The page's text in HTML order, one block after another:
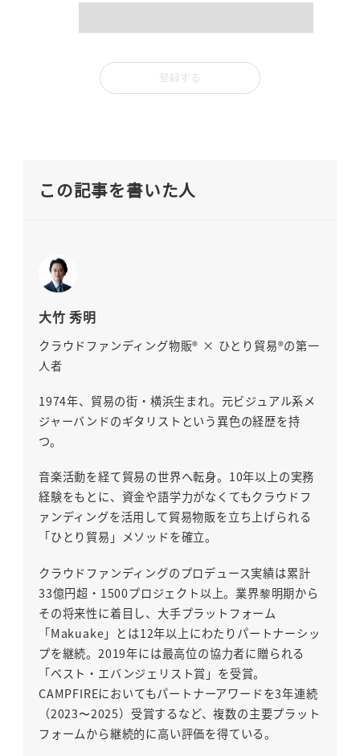
この記事を書いた人
大竹 秀明
クラウドファンディング物販® × ひとり貿易®の第一
人者
1974年、貿易の街・横浜生まれ。元ビジュアル系メ
ジャーバンドのギタリストという異色の経歴を持
つ。
音楽活動を経て貿易の世界へ転身。10年以上の実務
経験をもとに、資金や語学力がなくてもクラウドフ
ァンディングを活用して貿易物販を立ち上げられる
「ひとり貿易」メソッドを確立。
クラウドファンディングのプロデュース実績は累計
33億円超・1500プロジェクト以上。業界黎明期から
その将来性に着目し、大手プラットフォーム
「Makuake」とは12年以上にわたりパートナーシッ
プを継続。2019年には最高位の協力者に贈られる
「ベスト・エバンジェリスト賞」を受賞。
CAMPFIREにおいてもパートナーアワードを3年連続
（2023〜2025）受賞するなど、複数の主要プラット
フォームから継続的に高い評価を得ている。